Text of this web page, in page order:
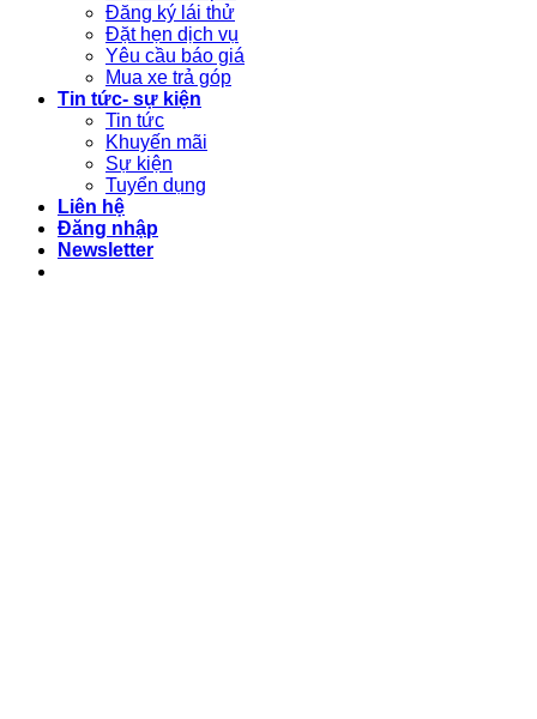
Đăng ký lái thử
Đặt hẹn dịch vụ
Yêu cầu báo giá
Mua xe trả góp
Tin tức- sự kiện
Tin tức
Khuyến mãi
Sự kiện
Tuyển dụng
Liên hệ
Đăng nhập
Newsletter